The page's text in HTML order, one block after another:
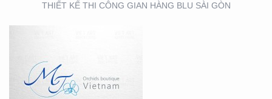
THIẾT KẾ THI CÔNG GIAN HÀNG BLU SÀI GÒN
THIẾT KẾ BỘ NHẬN
DIỆN THƯƠNG HIỆU